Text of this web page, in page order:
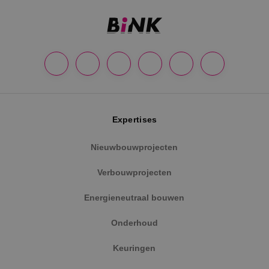
Expertises
Nieuwbouwprojecten
Verbouwprojecten
Energieneutraal bouwen
Onderhoud
Keuringen
VISITOR_PRIVACY_METADATA
YouTube
.youtube.com